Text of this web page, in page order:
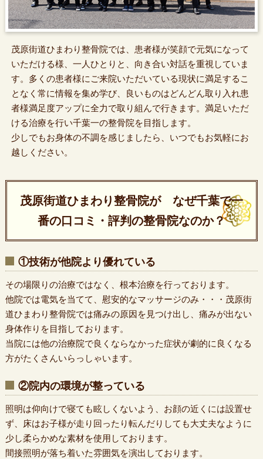
茂原街道ひまわり整骨院では、患者様が笑顔で元気になって
いただける様、一人ひとりと、向き合い対話を重視していま
す。多くの患者様にご来院いただいている現状に満足するこ
となく常に情報を集め学び、良いものはどんどん取り入れ患
者様満足度アップに全力で取り組んで行きます。満足いただ
ける治療を行い千葉一の整骨院を目指します。
少しでもお身体の不調を感じましたら、いつでもお気軽にお
越しください。
茂原街道ひまわり整骨院が なぜ千葉で一
番の口コミ・評判の整骨院なのか？
①技術が他院より優れている
その場限りの治療ではなく、根本治療を行っております。
他院では電気を当てて、慰安的なマッサージのみ・・・茂原街
道ひまわり整骨院では痛みの原因を見つけ出し、痛みが出ない
身体作りを目指しております。
当院には他の治療院で良くならなかった症状が劇的に良くなる
方がたくさんいらっしゃいます。
②院内の環境が整っている
照明は仰向けで寝ても眩しくないよう、お顔の近くには設置せ
ず、床はお子様が走り回ったり転んだりしても大丈夫なように
少し柔らかめな素材を使用しております。
間接照明が落ち着いた雰囲気を演出しております。